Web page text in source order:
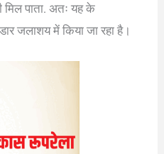
मिल पाता. अतः यह के
जलाशय में किया जा रहा है।